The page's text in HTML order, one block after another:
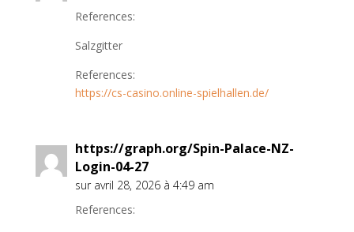
References:
Salzgitter
References:
https://cs-casino.online-spielhallen.de/
https://graph.org/Spin-Palace-NZ-
Login-04-27
sur avril 28, 2026 à 4:49 am
References: